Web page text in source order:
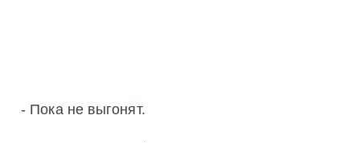
- Пока не выгонят.